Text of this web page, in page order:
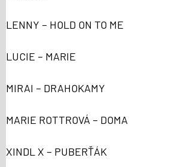
LENNY – HOLD ON TO ME
LUCIE – MARIE
MIRAI – DRAHOKAMY
MARIE ROTTROVÁ – DOMA
XINDL X – PUBERŤÁK